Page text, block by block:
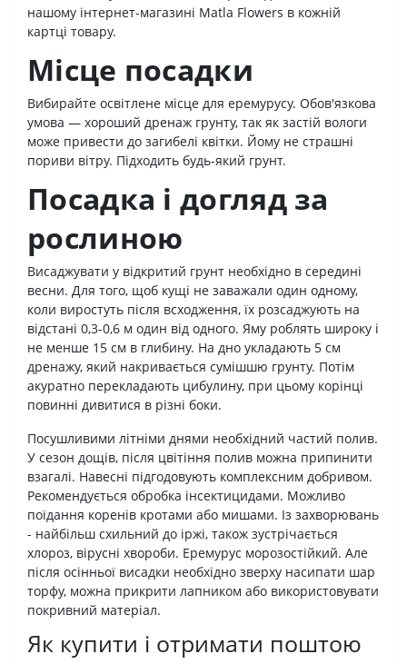
нашому інтернет-магазині Matla Flowers в кожній
картці товару.
Місце посадки
Вибирайте освітлене місце для еремурусу. Обов'язкова
умова — хороший дренаж грунту, так як застій вологи
може привести до загибелі квітки. Йому не страшні
пориви вітру. Підходить будь-який грунт.
Посадка і догляд за
рослиною
Висаджувати у відкритий грунт необхідно в середині
весни. Для того, щоб кущі не заважали один одному,
коли виростуть після всходження, їх розсаджують на
відстані 0,3-0,6 м один від одного. Яму роблять широку і
не менше 15 см в глибину. На дно укладають 5 см
дренажу, який накривається сумішшю грунту. Потім
акуратно перекладають цибулину, при цьому корінці
повинні дивитися в різні боки.
Посушливими літніми днями необхідний частий полив.
У сезон дощів, після цвітіння полив можна припинити
взагалі. Навесні підгодовують комплексним добривом.
Рекомендується обробка інсектицидами. Можливо
поїдання коренів кротами або мишами. Із захворювань
- найбільш схильний до іржі, також зустрічається
хлороз, вірусні хвороби. Еремурус морозостійкий. Але
після осінньої висадки необхідно зверху насипати шар
торфу, можна прикрити лапником або використовувати
покривний матеріал.
Як купити і отримати поштою